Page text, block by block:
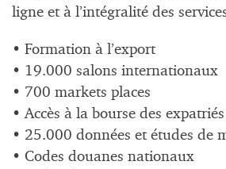
ligne et à l’intégralité des
• Formation à l’export
• 19.000 salons internationaux
• 700 markets places
• Accès à la bourse des
• 25.000 données et études de
• Codes douanes nationaux